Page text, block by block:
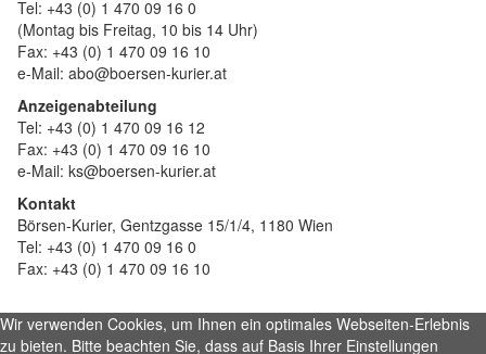
Tel: +43 (0) 1 470 09 16 0
(Montag bis Freitag, 10 bis 14 Uhr)
Fax: +43 (0) 1 470 09 16 10
e-Mail: abo@boersen-kurier.at
Anzeigenabteilung
Tel: +43 (0) 1 470 09 16 12
Fax: +43 (0) 1 470 09 16 10
e-Mail: ks@boersen-kurier.at
Kontakt
Börsen-Kurier, Gentzgasse 15/1/4, 1180 Wien
Tel: +43 (0) 1 470 09 16 0
Fax: +43 (0) 1 470 09 16 10
Wir verwenden Cookies, um Ihnen ein optimales Webseiten-Erlebnis
zu bieten. Bitte beachten Sie, dass auf Basis Ihrer Einstellungen